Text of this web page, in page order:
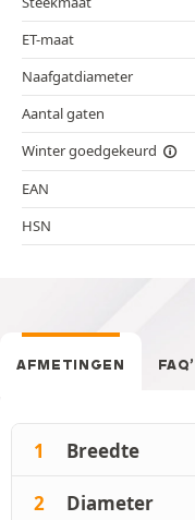
ET-maat
Naafgatdiameter
Aantal gaten
Winter goedgekeurd
EAN
HSN
AFMETINGEN
1 Breedte
2 Diameter